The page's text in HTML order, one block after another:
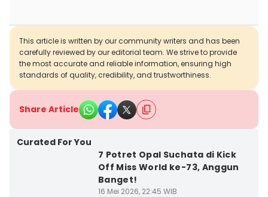
This article is written by our community writers and has been
carefully reviewed by our editorial team. We strive to provide
the most accurate and reliable information, ensuring high
standards of quality, credibility, and trustworthiness.
Share Article
Curated For You
7 Potret Opal Suchata di Kick
Off Miss World ke-73, Anggun
Banget!
16 Mei 2026, 22:45 WIB